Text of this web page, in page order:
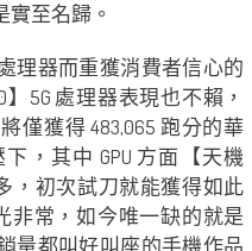
至名歸。
理器而重獲消費者信心的
】5G 處理器表現也不賴，
僅獲得 483,065 跑分的華
，其中 GPU 方面【天機
，初次試刀就能獲得如此
非常，如今唯一缺的就是
量都叫好叫座的手機作品